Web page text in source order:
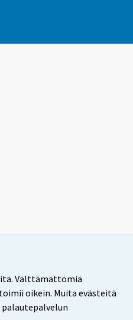
Välttämättömiä
oikein. Muita evästeitä